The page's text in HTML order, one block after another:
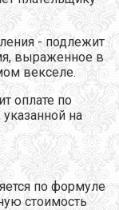
- подлежит
выраженное в
векселе.
оплате по
на
по формуле
стоимость